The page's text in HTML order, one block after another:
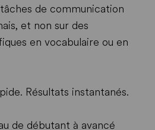
de communication
et non sur des
en vocabulaire ou en
Résultats instantanés.
de débutant à avancé